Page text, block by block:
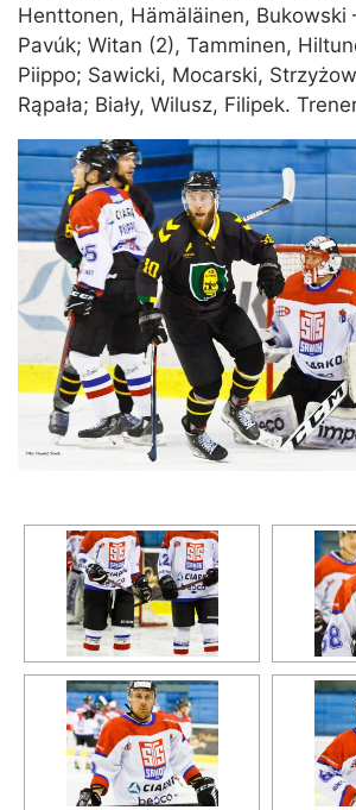
Henttonen, Hämäläinen, Bukowski
Pavúk; Witan (2), Tamminen,
Piippo; Sawicki, Mocarski,
Rąpała; Biały, Wilusz, Filipek.